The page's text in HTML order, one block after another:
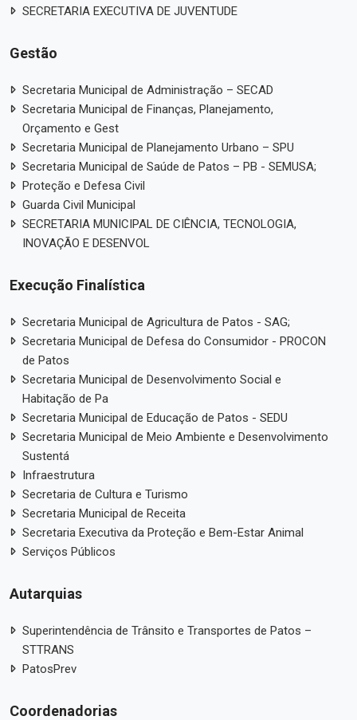
SECRETARIA EXECUTIVA DE JUVENTUDE
Gestão
Secretaria Municipal de Administração – SECAD
Secretaria Municipal de Finanças, Planejamento,
Orçamento e Gest
Secretaria Municipal de Planejamento Urbano – SPU
Secretaria Municipal de Saúde de Patos – PB - SEMUSA;
Proteção e Defesa Civil
Guarda Civil Municipal
SECRETARIA MUNICIPAL DE CIÊNCIA, TECNOLOGIA,
INOVAÇÃO E DESENVOL
Execução Finalística
Secretaria Municipal de Agricultura de Patos - SAG;
Secretaria Municipal de Defesa do Consumidor - PROCON
de Patos
Secretaria Municipal de Desenvolvimento Social e
Habitação de Pa
Secretaria Municipal de Educação de Patos - SEDU
Secretaria Municipal de Meio Ambiente e Desenvolvimento
Sustentá
Infraestrutura
Secretaria de Cultura e Turismo
Secretaria Municipal de Receita
Secretaria Executiva da Proteção e Bem-Estar Animal
Serviços Públicos
Autarquias
Superintendência de Trânsito e Transportes de Patos –
STTRANS
PatosPrev
Coordenadorias